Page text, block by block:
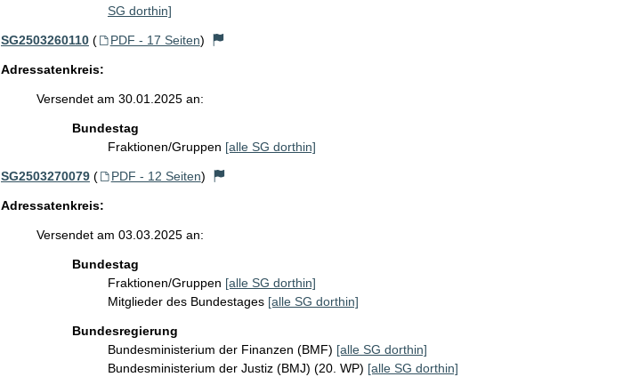
SG dorthin]
SG2503260110 ( PDF - 17 Seiten)
Adressatenkreis:
Versendet am 30.01.2025 an:
Bundestag
Fraktionen/Gruppen [alle SG dorthin]
SG2503270079 ( PDF - 12 Seiten)
Adressatenkreis:
Versendet am 03.03.2025 an:
Bundestag
Fraktionen/Gruppen [alle SG dorthin]
Mitglieder des Bundestages [alle SG dorthin]
Bundesregierung
Bundesministerium der Finanzen (BMF) [alle SG dorthin]
Bundesministerium der Justiz (BMJ) (20. WP) [alle SG dorthin]